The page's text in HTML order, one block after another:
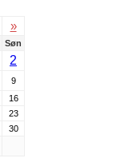
»
Søn
2
9
16
23
30